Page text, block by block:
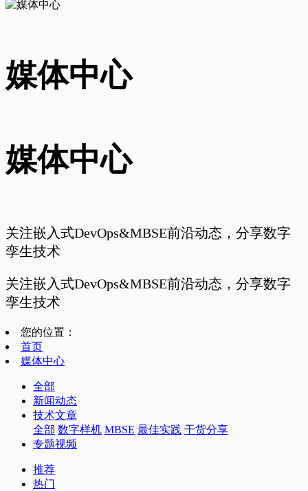
媒体中心
媒体中心
关注嵌入式DevOps&MBSE前沿动态，分享数字
孪生技术
关注嵌入式DevOps&MBSE前沿动态，分享数字
孪生技术
您的位置：
首页
媒体中心
全部
新闻动态
技术文章
全部 数字样机 MBSE 最佳实践 干货分享
专题视频
推荐
热门